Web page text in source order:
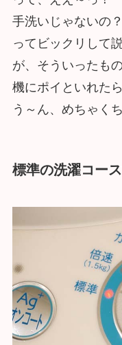
手洗いじゃないの
ってビックリして
が、そういったも
機にポイといれた
う～ん、めちゃく
標準の洗濯コー